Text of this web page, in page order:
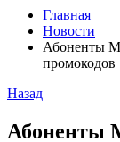
Главная
Новости
Абоненты
Назад
Абоненты